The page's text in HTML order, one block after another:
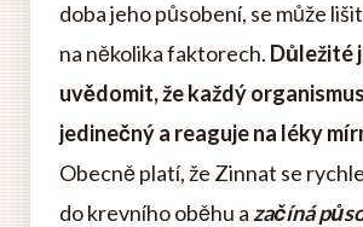
doba jeho působení, se může
na několika faktorech. Důležité
uvědomit, že každý
jedinečný a reaguje na léky
Obecně platí, že Zinnat se
do krevního oběhu a začíná